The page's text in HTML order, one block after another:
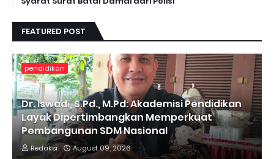
FEATURED POST
pendidikan
Dr. Iswadi, S.Pd., M.Pd: Akademisi Pendidikan
Layak Dipertimbangkan Memperkuat
Pembangunan SDM Nasional
Redaksi August 09, 2026